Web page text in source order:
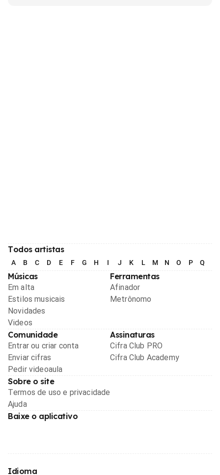
Todos artistas
A B C D E F G H I J K L M N O P Q
Músicas
Em alta
Estilos musicais
Novidades
Videos
Ferramentas
Afinador
Metrônomo
Comunidade
Entrar ou criar conta
Enviar cifras
Pedir videoaula
Assinaturas
Cifra Club PRO
Cifra Club Academy
Sobre o site
Termos de uso e privacidade
Ajuda
Baixe o aplicativo
Idioma